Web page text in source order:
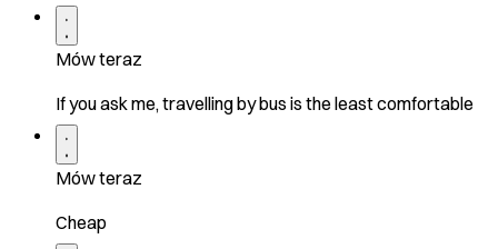
Mów teraz
If you ask me, travelling by bus is the least comfortable
Mów teraz
Cheap